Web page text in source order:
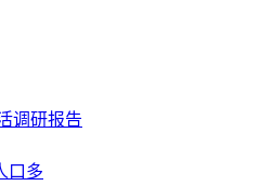
调研报告
口多